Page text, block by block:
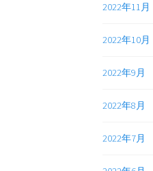
2022年11月
2022年10月
2022年9月
2022年8月
2022年7月